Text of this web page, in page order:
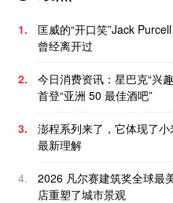
1.
匡威的“开口笑”Jack
曾经离开过
2.
今日消费资讯：星巴克“兴
首登“亚洲 50 最佳酒吧”
3.
澎程系列来了，它体现了小
最新理解
4.
2026 凡尔赛建筑奖全球最
店重塑了城市景观